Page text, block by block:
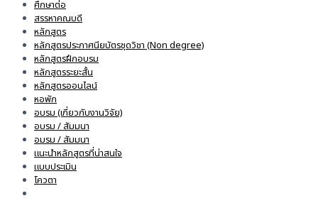
ศึกษาต่อ
สรรหาคณบดี
หลักสูตร
หลักสูตรประกาศนียบัตรชุดวิชา (Non degree)
หลักสูตรฝึกอบรม
หลักสูตรระยะสั้น
หลักสูตรออนไลน์
หอพัก
อบรม (เกี่ยวกับงานวิจัย)
อบรม / สัมมนา
อมรม / สัมมนา
แนะนำหลักสูตรที่น่าสนใจ
แบบประเมิน
โควตา